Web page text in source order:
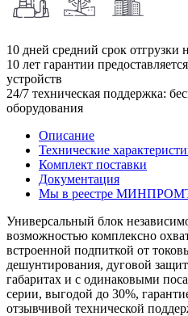
10 дней средний срок отгрузки
10 лет гарантии
устройств
24/7 техническая поддержка:
оборудования
Описание
Технические
Комплект поставки
Документация
Мы в реестре
Универсальный блок
возможностью комплексно
встроенной подпиткой от
дешунтирования, дуговой
габаритах и с одинаковыми
серии, выгодой до 30%,
отзывчивой технической